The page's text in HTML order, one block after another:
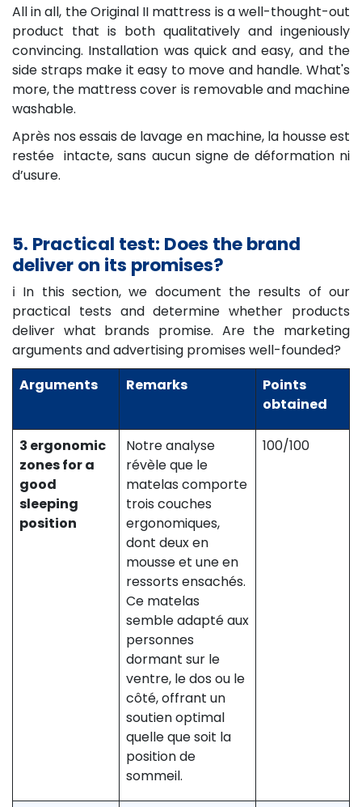
All in all, the Original II mattress is a well-thought-out
product that is both qualitatively and ingeniously
convincing. Installation was quick and easy, and the
side straps make it easy to move and handle. What's
more, the mattress cover is removable and machine
washable.
Après nos essais de lavage en machine, la housse est
restée intacte, sans aucun signe de déformation ni
d’usure.
5. Practical test: Does the brand
deliver on its promises?
ℹ️ In this section, we document the results of our
practical tests and determine whether products
deliver what brands promise. Are the marketing
arguments and advertising promises well-founded?
Arguments
Remarks
Points
obtained
3 ergonomic
zones for a
good
sleeping
position
Notre analyse
révèle que le
matelas comporte
trois couches
ergonomiques,
dont deux en
mousse et une en
ressorts ensachés.
Ce matelas
semble adapté aux
personnes
dormant sur le
ventre, le dos ou le
côté, offrant un
soutien optimal
quelle que soit la
position de
sommeil.
100/100